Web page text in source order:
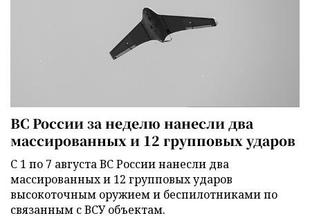
ВС России за неделю нанесли два
массированных и 12 групповых ударов
С 1 по 7 августа ВС России нанесли два
массированных и 12 групповых ударов
высокоточным оружием и беспилотниками по
связанным с ВСУ объектам.